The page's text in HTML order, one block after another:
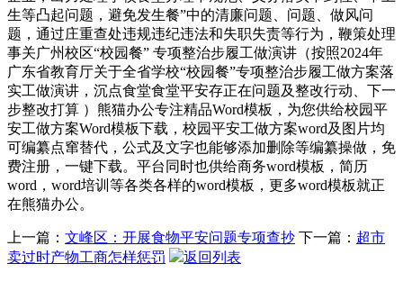
生等凸起问题，避免发生餐”中的清廉问题、问题、做风问
题，通过庄重查处违规违纪违法和失职失责等行为，鞭策处理
事关广州校区“校园餐” 专项整治步履工做演讲（按照2024年
广东省教育厅关于全省学校“校园餐”专项整治步履工做方案落
实工做演讲，沉点食堂食堂平安存正在问题及整改行动、下一
步整改打算 ）熊猫办公专注精品Word模板，为您供给校园平
安工做方案Word模板下载，校园平安工做方案word及图片均
可编纂点窜替代，公式及文字也能够添加删除等编纂操做，免
费注册，一键下载。平台同时也供给商务word模板，简历
word，word培训等各类各样的word模板，更多word模板就正
在熊猫办公。
上一篇： 文峰区：开展食物平安问题专项查抄 下一篇： 超市
卖过时产物工商怎样惩罚
返回列表